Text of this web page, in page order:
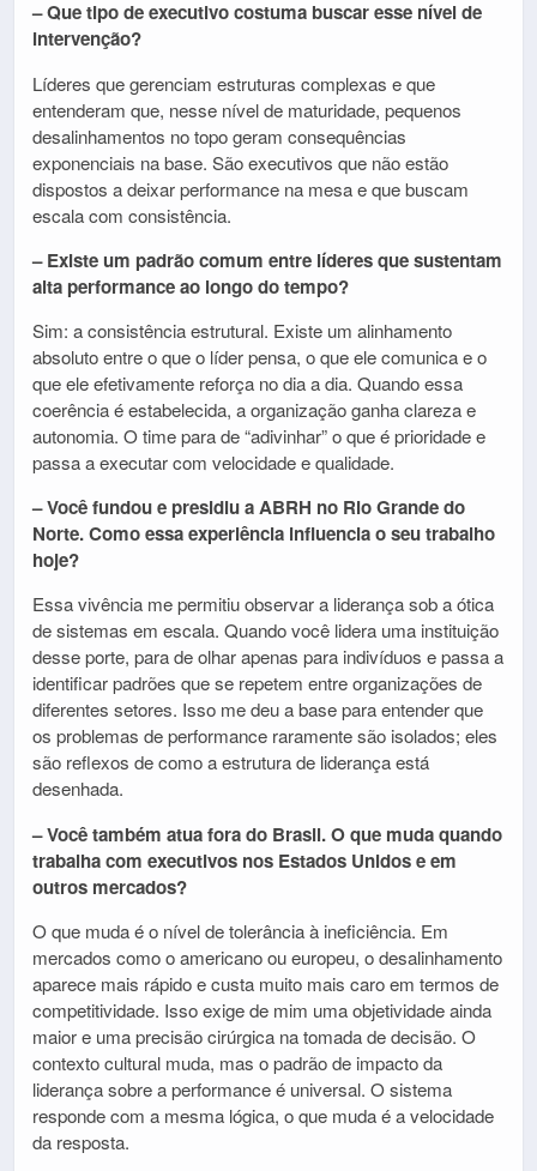
– Que tipo de executivo costuma buscar esse nível de
intervenção?
Líderes que gerenciam estruturas complexas e que
entenderam que, nesse nível de maturidade, pequenos
desalinhamentos no topo geram consequências
exponenciais na base. São executivos que não estão
dispostos a deixar performance na mesa e que buscam
escala com consistência.
– Existe um padrão comum entre líderes que sustentam
alta performance ao longo do tempo?
Sim: a consistência estrutural. Existe um alinhamento
absoluto entre o que o líder pensa, o que ele comunica e o
que ele efetivamente reforça no dia a dia. Quando essa
coerência é estabelecida, a organização ganha clareza e
autonomia. O time para de “adivinhar” o que é prioridade e
passa a executar com velocidade e qualidade.
– Você fundou e presidiu a ABRH no Rio Grande do
Norte. Como essa experiência influencia o seu trabalho
hoje?
Essa vivência me permitiu observar a liderança sob a ótica
de sistemas em escala. Quando você lidera uma instituição
desse porte, para de olhar apenas para indivíduos e passa a
identificar padrões que se repetem entre organizações de
diferentes setores. Isso me deu a base para entender que
os problemas de performance raramente são isolados; eles
são reflexos de como a estrutura de liderança está
desenhada.
– Você também atua fora do Brasil. O que muda quando
trabalha com executivos nos Estados Unidos e em
outros mercados?
O que muda é o nível de tolerância à ineficiência. Em
mercados como o americano ou europeu, o desalinhamento
aparece mais rápido e custa muito mais caro em termos de
competitividade. Isso exige de mim uma objetividade ainda
maior e uma precisão cirúrgica na tomada de decisão. O
contexto cultural muda, mas o padrão de impacto da
liderança sobre a performance é universal. O sistema
responde com a mesma lógica, o que muda é a velocidade
da resposta.